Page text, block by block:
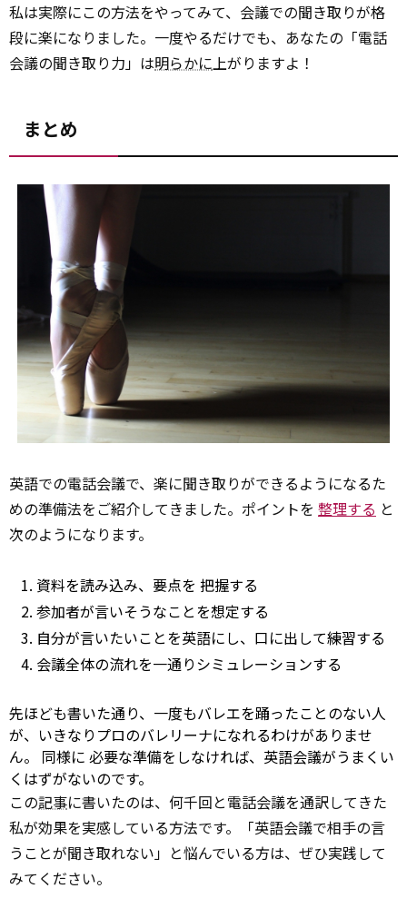
私は実際にこの方法をやってみて、会議での聞き取りが格
段に楽になりました。一度やるだけでも、あなたの「電話
会議の聞き取り力」は明らかに上がりますよ！
まとめ
英語での電話会議で、楽に聞き取りができるようになるた
めの準備法をご紹介してきました。ポイントを 整理する と
次のようになります。
資料を読み込み、要点を 把握する
参加者が言いそうなことを想定する
自分が言いたいことを英語にし、口に出して練習する
会議全体の流れを一通りシミュレーションする
先ほども書いた通り、一度もバレエを踊ったことのない人
が、いきなりプロのバレリーナになれるわけがありませ
ん。 同様に 必要な準備をしなければ、英語会議がうまくい
くはずがないのです。
この記事に書いたのは、何千回と電話会議を通訳してきた
私が効果を実感している方法です。「英語会議で相手の言
うことが聞き取れない」と悩んでいる方は、ぜひ実践して
みてください。